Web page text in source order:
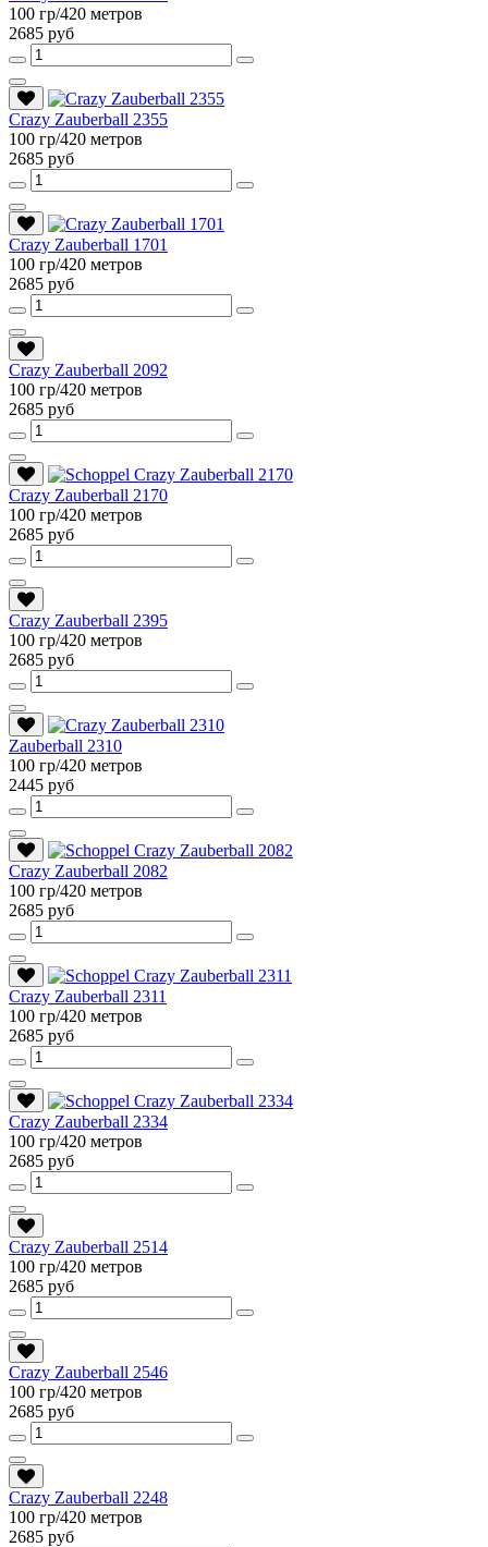
100 гр/420 метров
2685 руб
Crazy Zauberball 2355
100 гр/420 метров
2685 руб
Crazy Zauberball 1701
100 гр/420 метров
2685 руб
Crazy Zauberball 2092
100 гр/420 метров
2685 руб
Crazy Zauberball 2170
100 гр/420 метров
2685 руб
Crazy Zauberball 2395
100 гр/420 метров
2685 руб
Zauberball 2310
100 гр/420 метров
2445 руб
Crazy Zauberball 2082
100 гр/420 метров
2685 руб
Crazy Zauberball 2311
100 гр/420 метров
2685 руб
Crazy Zauberball 2334
100 гр/420 метров
2685 руб
Crazy Zauberball 2514
100 гр/420 метров
2685 руб
Crazy Zauberball 2546
100 гр/420 метров
2685 руб
Crazy Zauberball 2248
100 гр/420 метров
2685 руб